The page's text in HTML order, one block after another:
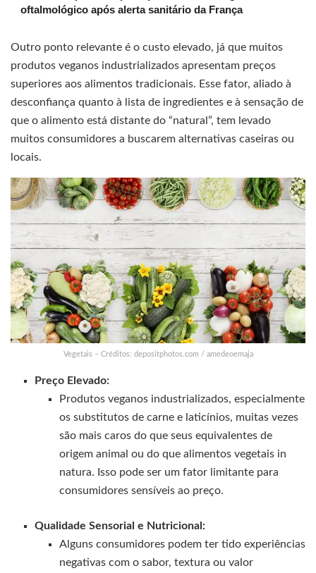
oftalmológico após alerta sanitário da França
Outro ponto relevante é o custo elevado, já que muitos
produtos veganos industrializados apresentam preços
superiores aos alimentos tradicionais. Esse fator, aliado à
desconfiança quanto à lista de ingredientes e à sensação de
que o alimento está distante do “natural”, tem levado
muitos consumidores a buscarem alternativas caseiras ou
locais.
Vegetais – Créditos: depositphotos.com / amedeoemaja
Preço Elevado:
Produtos veganos industrializados, especialmente
os substitutos de carne e laticínios, muitas vezes
são mais caros do que seus equivalentes de
origem animal ou do que alimentos vegetais in
natura. Isso pode ser um fator limitante para
consumidores sensíveis ao preço.
Qualidade Sensorial e Nutricional:
Alguns consumidores podem ter tido experiências
negativas com o sabor, textura ou valor